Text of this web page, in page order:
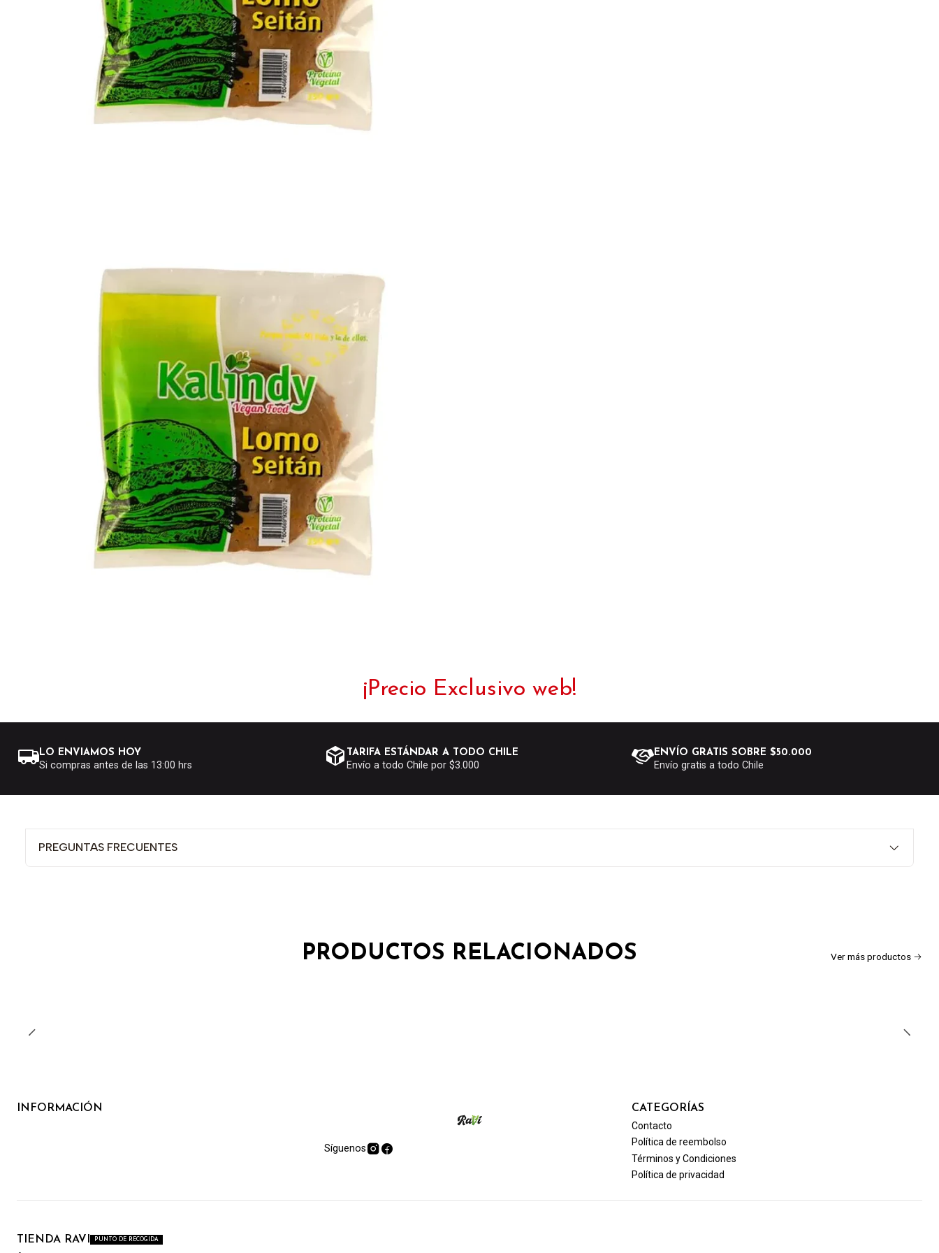
¡Precio Exclusivo web!
LO ENVIAMOS HOY
Si compras antes de las 13:00 hrs
TARIFA ESTÁNDAR A TODO CHILE
Envío a todo Chile por $3.000
ENVÍO GRATIS SOBRE $50.000
Envío gratis a todo Chile
PREGUNTAS FRECUENTES
PRODUCTOS RELACIONADOS Ver más productos
INFORMACIÓN
Síguenos
CATEGORÍAS
Contacto
Política de reembolso
Términos y Condiciones
Política de privacidad
TIENDA RAVI PUNTO DE RECOGIDA